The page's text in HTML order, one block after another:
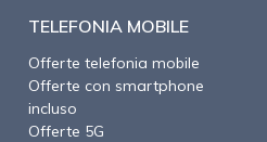
TELEFONIA MOBILE
Offerte telefonia mobile
Offerte con smartphone
incluso
Offerte 5G